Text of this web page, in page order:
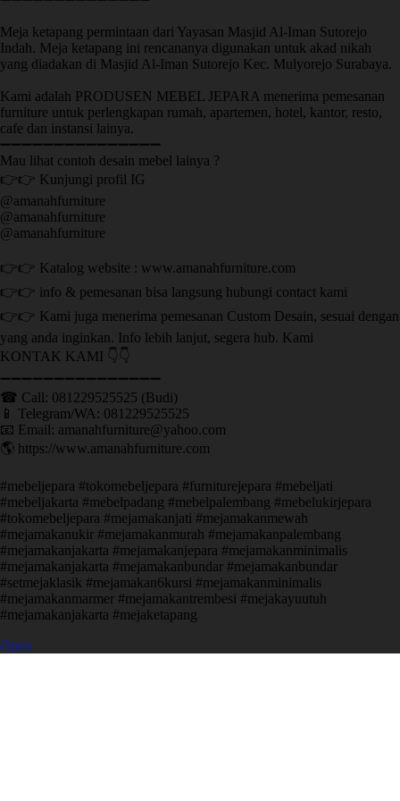
Meja ketapang permintaan dari Yayasan Masjid Al-Iman Sutorejo
Indah. Meja ketapang ini rencananya digunakan untuk akad nikah
yang diadakan di Masjid Al-Iman Sutorejo Kec. Mulyorejo Surabaya.
Kami adalah PRODUSEN MEBEL JEPARA menerima pemesanan
furniture untuk perlengkapan rumah, apartemen, hotel, kantor, resto,
cafe dan instansi lainya.
➖➖➖➖➖➖➖➖➖➖➖➖➖➖➖
Mau lihat contoh desain mebel lainya ?
👉👉 Kunjungi profil IG
@amanahfurniture
@amanahfurniture
@amanahfurniture
👉👉 Katalog website : www.amanahfurniture.com
👉👉 info & pemesanan bisa langsung hubungi contact kami
👉👉 Kami juga menerima pemesanan Custom Desain, sesuai dengan
yang anda inginkan. Info lebih lanjut, segera hub. Kami
KONTAK KAMI 👇👇
➖➖➖➖➖➖➖➖➖➖➖➖➖➖➖ ㅤ
☎ Call: 081229525525 (Budi)
📱 Telegram/WA: 081229525525
📧 Email: amanahfurniture@yahoo.com
🌎 https://www.amanahfurniture.com
#mebeljepara #tokomebeljepara #furniturejepara #mebeljati
#mebeljakarta #mebelpadang #mebelpalembang #mebelukirjepara
#tokomebeljepara #mejamakanjati #mejamakanmewah
#mejamakanukir #mejamakanmurah #mejamakanpalembang
#mejamakanjakarta #mejamakanjepara #mejamakanminimalis
#mejamakanjakarta #mejamakanbundar #mejamakanbundar
#setmejaklasik #mejamakan6kursi #mejamakanminimalis
#mejamakanmarmer #mejamakantrembesi #mejakayuutuh
#mejamakanjakarta #mejaketapang
Open